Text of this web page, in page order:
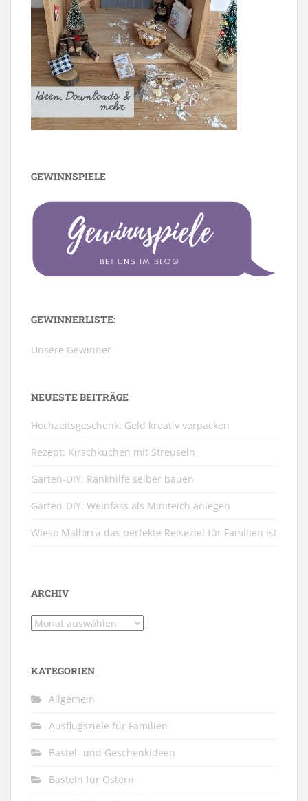
GEWINNSPIELE
GEWINNERLISTE:
Unsere Gewinner
NEUESTE BEITRÄGE
Hochzeitsgeschenk: Geld kreativ verpacken
Rezept: Kirschkuchen mit Streuseln
Garten-DIY: Rankhilfe selber bauen
Garten-DIY: Weinfass als Miniteich anlegen
Wieso Mallorca das perfekte Reiseziel für Familien ist
ARCHIV
Archiv
KATEGORIEN
Allgemein
Ausflugsziele für Familien
Bastel- und Geschenkideen
Basteln für Ostern